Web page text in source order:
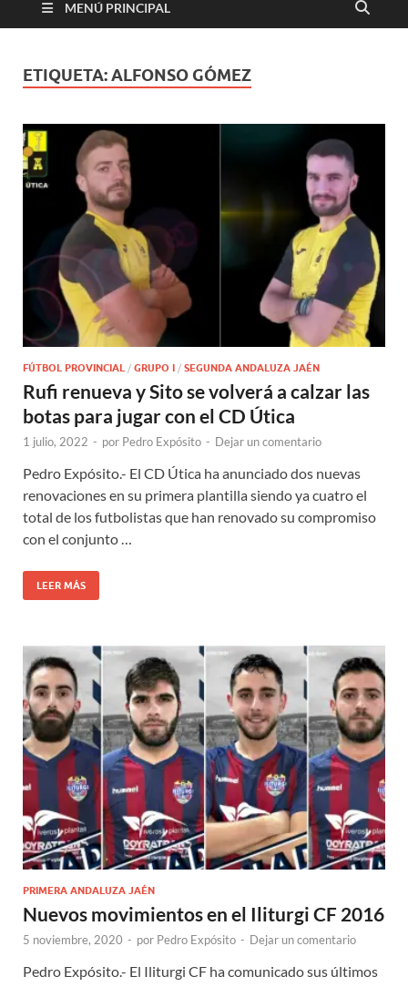
MENÚ PRINCIPAL
ETIQUETA:ALFONSO GÓMEZ
FÚTBOL PROVINCIAL / GRUPO I / SEGUNDA ANDALUZA JAÉN
Rufi renueva y Sito se volverá a calzar las
botas para jugar con el CD Útica
1 julio, 2022 - por Pedro Expósito - Dejar un comentario
Pedro Expósito.- El CD Útica ha anunciado dos nuevas
renovaciones en su primera plantilla siendo ya cuatro el
total de los futbolistas que han renovado su compromiso
con el conjunto …
LEER MÁS
PRIMERA ANDALUZA JAÉN
Nuevos movimientos en el Iliturgi CF 2016
5 noviembre, 2020 - por Pedro Expósito - Dejar un comentario
Pedro Expósito.- El Iliturgi CF ha comunicado sus últimos